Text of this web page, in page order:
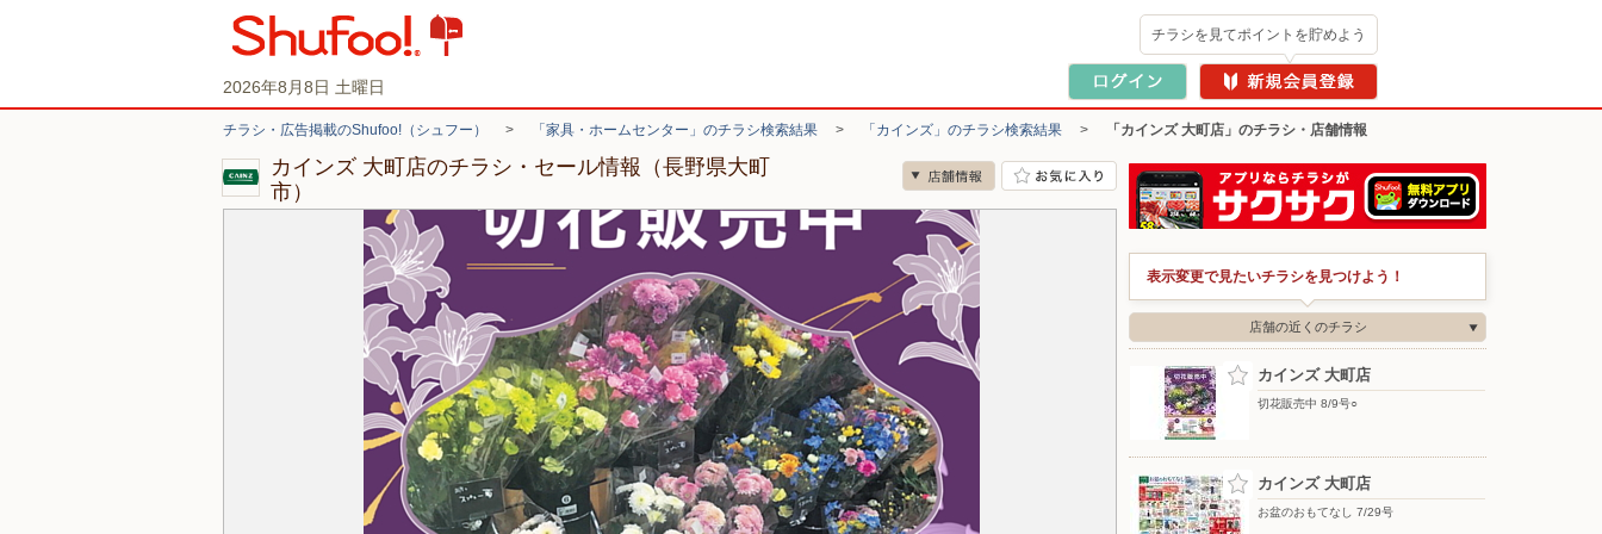
2026年8月8日 土曜日
チラシを見てポイントを貯めよう
チラシ・広告掲載のShufoo!（シュフー） > 「家具・ホームセンター」のチラシ検索結果 > 「カインズ」のチラシ検索結果 > 「カインズ 大町店」のチラシ・店舗情報
カインズ 大町店のチラシ・セール情報（長野県大町
市）
表示変更で見たいチラシを見つけよう！
店舗の近くのチラシ
カインズ 大町店
切花販売中 8/9号○
カインズ 大町店
お盆のおもてなし 7/29号